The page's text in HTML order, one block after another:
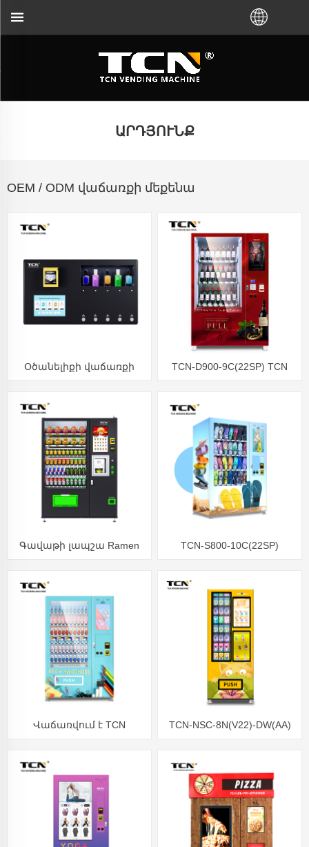
ԱՐԴՅՈՒՆՔ
OEM / ODM վաճառքի մեքենա
Օծանելիքի վաճառքի
TCN-D900-9C(22SP) TCN
գինու վաճառքի մեքենա
22 դյույմ սենսորային
էկրանով
Գավաթի լապշա Ramen
TCN-S800-10C(22SP)
Flip Flop վաճառքի մեքենա
Վաճառվում է TCN
գրենական մեքենա
TCN-NSC-8N(V22)-DW(AA)
մեքենա միկրո
շուկայական ավտոմատ
վերացման համար, անկախ նրանից,